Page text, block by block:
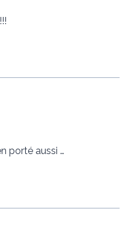
porté aussi …